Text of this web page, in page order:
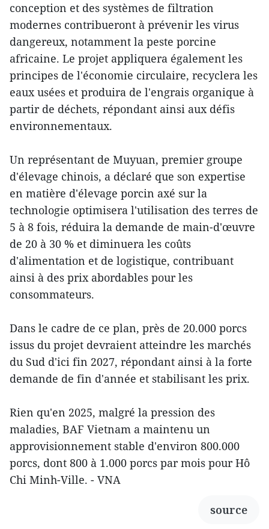
conception et des systèmes de filtration
modernes contribueront à prévenir les virus
dangereux, notamment la peste porcine
africaine. Le projet appliquera également les
principes de l'économie circulaire, recyclera les
eaux usées et produira de l'engrais organique à
partir de déchets, répondant ainsi aux défis
environnementaux.
Un représentant de Muyuan, premier groupe
d'élevage chinois, a déclaré que son expertise
en matière d'élevage porcin axé sur la
technologie optimisera l'utilisation des terres de
5 à 8 fois, réduira la demande de main-d'œuvre
de 20 à 30 % et diminuera les coûts
d'alimentation et de logistique, contribuant
ainsi à des prix abordables pour les
consommateurs.
Dans le cadre de ce plan, près de 20.000 porcs
issus du projet devraient atteindre les marchés
du Sud d'ici fin 2027, répondant ainsi à la forte
demande de fin d'année et stabilisant les prix.
Rien qu'en 2025, malgré la pression des
maladies, BAF Vietnam a maintenu un
approvisionnement stable d'environ 800.000
porcs, dont 800 à 1.000 porcs par mois pour Hô
Chi Minh-Ville. - VNA
source